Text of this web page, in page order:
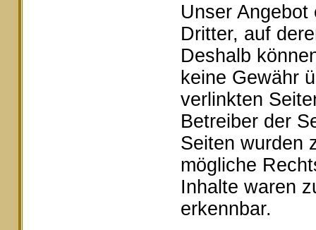
Unser
Dritter, auf
Deshalb
keine Gewähr
verlinkten
Betreiber der
Seiten wurden
mögliche
Inhalte waren
erkennbar.